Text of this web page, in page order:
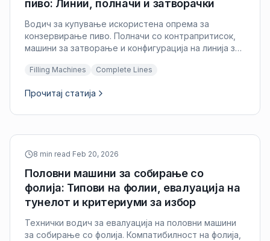
пиво: Линии, полначи и затворачки
Водич за купување искористена опрема за
конзервирање пиво. Полначи со контрапритисок,
машини за затворање и конфигурација на линија за
пивари.
Filling Machines Complete Lines
Прочитај статија
8 min read·Feb 20, 2026
Половни машини за собирање со
фолија: Типови на фолии, евалуација на
тунелот и критериуми за избор
Технички водич за евалуација на половни машини
за собирање со фолија. Компатибилност на фолија,